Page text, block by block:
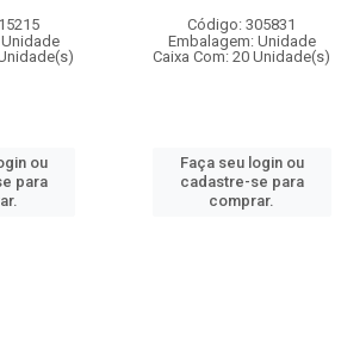
ou
para
Código: 305831
Embalagem: Unidade
Caixa Com: 20 Unidade(s)
Faça seu login ou
cadastre-se para
comprar.